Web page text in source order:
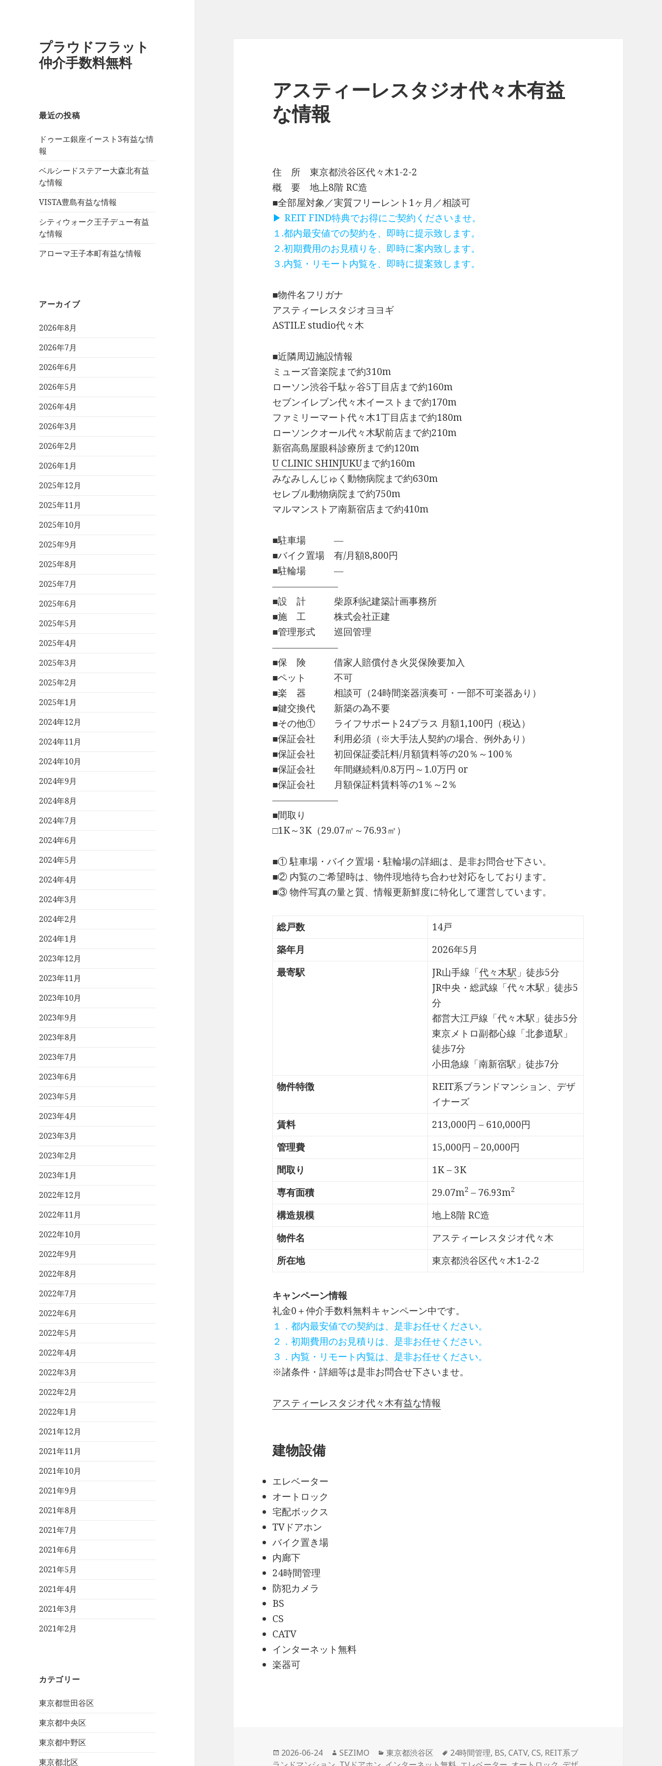
プラウドフラット
仲介手数料無料
最近の投稿
ドゥーエ銀座イースト3有益な情
報
ベルシードステアー大森北有益
な情報
VISTA豊島有益な情報
シティウォーク王子デュー有益
な情報
アローマ王子本町有益な情報
アーカイブ
2026年8月
2026年7月
2026年6月
2026年5月
2026年4月
2026年3月
2026年2月
2026年1月
2025年12月
2025年11月
2025年10月
2025年9月
2025年8月
2025年7月
2025年6月
2025年5月
2025年4月
2025年3月
2025年2月
2025年1月
2024年12月
2024年11月
2024年10月
2024年9月
2024年8月
2024年7月
2024年6月
2024年5月
2024年4月
2024年3月
2024年2月
2024年1月
2023年12月
2023年11月
2023年10月
2023年9月
2023年8月
2023年7月
2023年6月
2023年5月
2023年4月
2023年3月
2023年2月
2023年1月
2022年12月
2022年11月
2022年10月
2022年9月
2022年8月
2022年7月
2022年6月
2022年5月
2022年4月
2022年3月
2022年2月
2022年1月
2021年12月
2021年11月
2021年10月
2021年9月
2021年8月
2021年7月
2021年6月
2021年5月
2021年4月
2021年3月
2021年2月
カテゴリー
東京都世田谷区
東京都中央区
東京都中野区
東京都北区
アスティーレスタジオ代々木有益
な情報
住 所 東京都渋谷区代々木1-2-2
概 要 地上8階 RC造
■全部屋対象／実質フリーレント1ヶ月／相談可
▶ REIT FIND特典でお得にご契約くださいませ。
１.都内最安値での契約を、即時に提示致します。
２.初期費用のお見積りを、即時に案内致します。
３.内覧・リモート内覧を、即時に提案致します。
■物件名フリガナ
アスティーレスタジオヨヨギ
ASTILE studio代々木
■近隣周辺施設情報
ミューズ音楽院まで約310m
ローソン渋谷千駄ヶ谷5丁目店まで約160m
セブンイレブン代々木イーストまで約170m
ファミリーマート代々木1丁目店まで約180m
ローソンクオール代々木駅前店まで約210m
新宿高島屋眼科診療所まで約120m
U CLINIC SHINJUKUまで約160m
みなみしんじゅく動物病院まで約630m
セレブル動物病院まで約750m
マルマンストア南新宿店まで約410m
■駐車場 ―
■バイク置場 有/月額8,800円
■駐輪場 ―
―――――――
■設 計 柴原利紀建築計画事務所
■施 工 株式会社正建
■管理形式 巡回管理
―――――――
■保 険 借家人賠償付き火災保険要加入
■ペット 不可
■楽 器 相談可（24時間楽器演奏可・一部不可楽器あり）
■鍵交換代 新築の為不要
■その他① ライフサポート24プラス 月額1,100円（税込）
■保証会社 利用必須（※大手法人契約の場合、例外あり）
■保証会社 初回保証委託料/月額賃料等の20％～100％
■保証会社 年間継続料/0.8万円～1.0万円 or
■保証会社 月額保証料賃料等の1％～2％
―――――――
■間取り
□1K～3K（29.07㎡～76.93㎡）
■① 駐車場・バイク置場・駐輪場の詳細は、是非お問合せ下さい。
■② 内覧のご希望時は、物件現地待ち合わせ対応をしております。
■③ 物件写真の量と質、情報更新鮮度に特化して運営しています。
総戸数
14戸
築年月
2026年5月
最寄駅
JR山手線「代々木駅 」徒歩5分
JR中央・総武線「代々木駅」徒歩5
分
都営大江戸線「代々木駅」徒歩5分
東京メトロ副都心線「北参道駅」
徒歩7分
小田急線「南新宿駅」徒歩7分
物件特徴
REIT系ブランドマンション、デザ
イナーズ
賃料
213,000円 – 610,000円
管理費
15,000円 – 20,000円
間取り
1K – 3K
専有面積
29.07m2 – 76.93m2
構造規模
地上8階 RC造
物件名
アスティーレスタジオ代々木
所在地
東京都渋谷区代々木1-2-2
キャンペーン情報
礼金0＋仲介手数料無料キャンペーン中です。
１．都内最安値での契約は、是非お任せください。
２．初期費用のお見積りは、是非お任せください。
３．内覧・リモート内覧は、是非お任せください。
※諸条件・詳細等は是非お問合せ下さいませ。
アスティーレスタジオ代々木有益な情報
建物設備
エレベーター
オートロック
宅配ボックス
TVドアホン
バイク置き場
内廊下
24時間管理
防犯カメラ
BS
CS
CATV
インターネット無料
楽器可
投
稿
2026-06-24
作
成
SEZIMO
カ
テ
東京都渋谷区
タ
グ
24時間管理, BS,CATV,CS, REIT系ブ